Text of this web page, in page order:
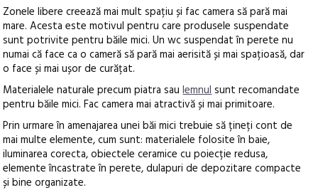
Zonele libere creează mai mult spațiu și fac camera să pară mai
mare. Acesta este motivul pentru care produsele suspendate
sunt potrivite pentru băile mici. Un wc suspendat în perete nu
numai că face ca o cameră să pară mai aerisită și mai spațioasă, dar
o face și mai ușor de curățat.
Materialele naturale precum piatra saulemnulsunt recomandate
pentru băile mici. Fac camera mai atractivă și mai primitoare.
Prin urmare în amenajarea unei băi mici trebuie să țineți cont de
mai multe elemente, cum sunt: materialele folosite în baie,
iluminarea corecta, obiectele ceramice cu poiecție redusa,
elemente încastrate în perete, dulapuri de depozitare compacte
și bine organizate.